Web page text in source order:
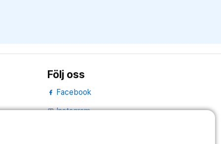
Följ oss
Facebook
portraitInstagram